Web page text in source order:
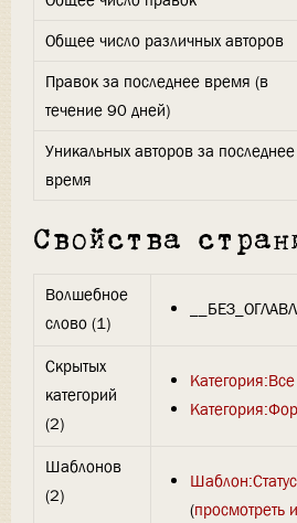
Общее число различных авторов
Правок за последнее время (в
течение 90 дней)
Уникальных авторов за последнее
время
Свойства
Волшебное
слово (1)
Скрытых
категорий
(2)
Шаблонов
(2)
(просмотреть